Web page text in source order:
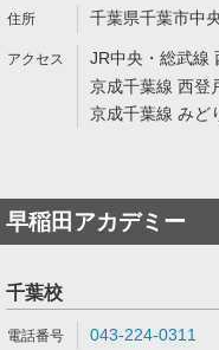
千葉県千葉市中
JR中央・総武線
京成千葉線 西登
京成千葉線 みど
早稲田アカデミー
千葉校
043-224-0311